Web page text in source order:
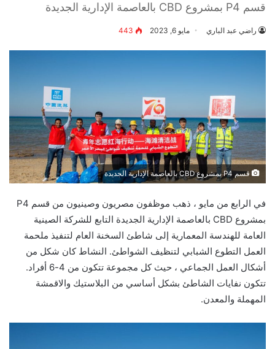
قسم P4 بمشروع CBD بالعاصمة الإدارية الجديدة
راضي عبد الباري مايو 6, 2023 443
قسم P4 بمشروع CBD بالعاصمة الإدارية الجديدة
في الرابع من مايو ، ذهب موظفون مصريون وصينيون من قسم P4
بمشروع CBD بالعاصمة الإدارية الجديدة التابع للشركة الصينية
العامة للهندسة المعمارية إلى شاطئ السخنة العام لتنفيذ ملحمة
العمل التطوع الشبابي لتنظيف الشواطئ. النشاط كان شكل من
أشكال العمل الجماعي ، حيث كل مجموعة تتكون من 4-6 أفراد.
تتكون نفايات الشاطئ بشكل أساسي من البلاستيك والاقمشة
المهملة والمعدن.